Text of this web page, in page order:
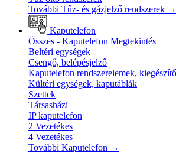
További Tűz- és gázjelző rendszerek →
Kaputelefon
Összes - Kaputelefon Megtekintés
Beltéri egységek
Csengő, belépésjelző
Kaputelefon rendszerelemek,
Kültéri egységek, kaputáblák
Szettek
Társasházi
IP kaputelefon
2 Vezetékes
4 Vezetékes
További Kaputelefon →